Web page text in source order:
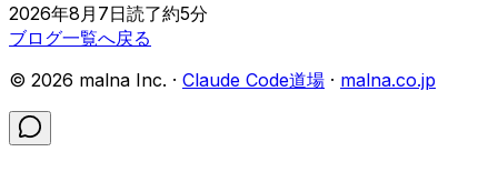
2026年8月7日読了約5分
ブログ一覧へ戻る
© 2026 malna Inc. · Claude Code道場 · malna.co.jp